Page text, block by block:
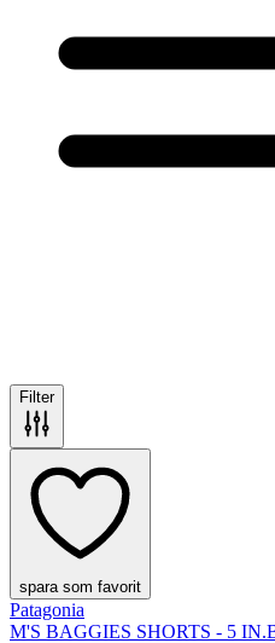
Filter
spara som favorit
Patagonia
M'S BAGGIES SHORTS - 5 IN.